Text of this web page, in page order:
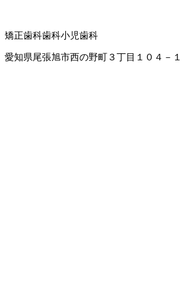
矯正歯科歯科小児歯科
愛知県尾張旭市西の野町３丁目１０４－１